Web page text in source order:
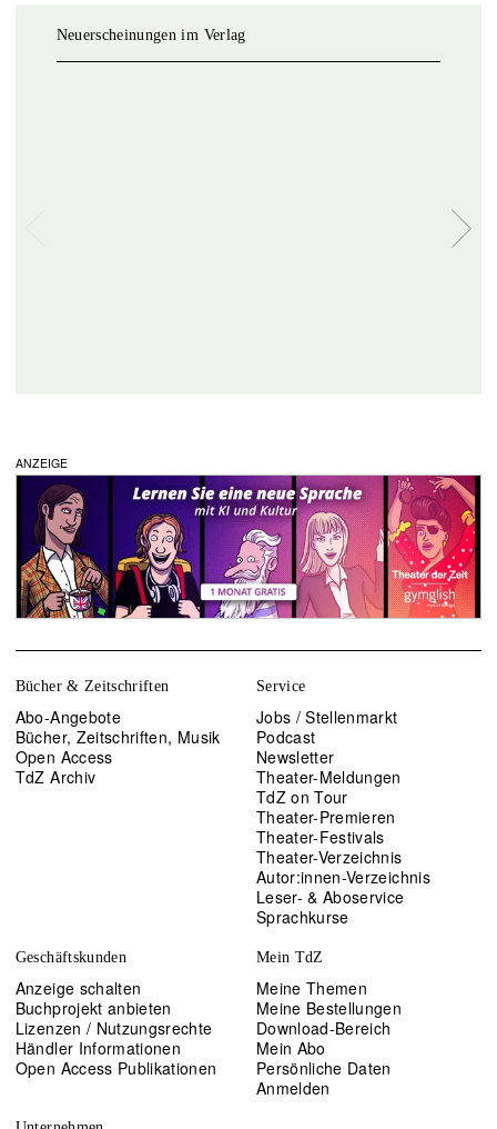
Neuerscheinungen im Verlag
ANZEIGE
Bücher & Zeitschriften
Abo-Angebote
Bücher, Zeitschriften, Musik
Open Access
TdZ Archiv
Service
Jobs / Stellenmarkt
Podcast
Newsletter
Theater-Meldungen
TdZ on Tour
Theater-Premieren
Theater-Festivals
Theater-Verzeichnis
Autor:innen-Verzeichnis
Leser- & Aboservice
Sprachkurse
Geschäftskunden
Anzeige schalten
Buchprojekt anbieten
Lizenzen / Nutzungsrechte
Händler Informationen
Open Access Publikationen
Mein TdZ
Meine Themen
Meine Bestellungen
Download-Bereich
Mein Abo
Persönliche Daten
Anmelden